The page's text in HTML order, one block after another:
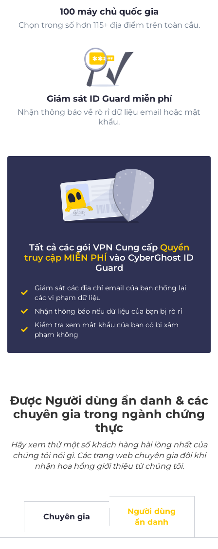
100 máy chủ quốc gia
Chọn trong số hơn 115+ địa điểm trên toàn cầu.
Giám sát ID Guard miễn phí
Nhận thông báo về rò rỉ dữ liệu email hoặc mật
khẩu.
Tất cả các gói VPN Cung cấp Quyền
truy cập MIỄN PHÍ vào CyberGhost ID
Guard
Giám sát các địa chỉ email của bạn chống lại
các vi phạm dữ liệu
Nhận thông báo nếu dữ liệu của bạn bị rò rỉ
Kiểm tra xem mật khẩu của bạn có bị xâm
phạm không
Được Người dùng ẩn danh & các
chuyên gia trong ngành chứng
thực
Hãy xem thử một số khách hàng hài lòng nhất của
chúng tôi nói gì. Các trang web chuyên gia đôi khi
nhận hoa hồng giới thiệu từ chúng tôi.
Chuyên gia
Người dùng
ẩn danh